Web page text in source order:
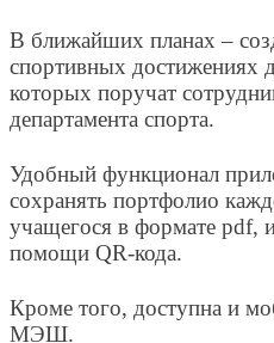
В ближайших планах –
спортивных достижениях
которых поручат
департамента спорта.
Удобный функционал
сохранять портфолио
учащегося в формате pdf,
помощи QR-кода.
Кроме того, доступна и
МЭШ.